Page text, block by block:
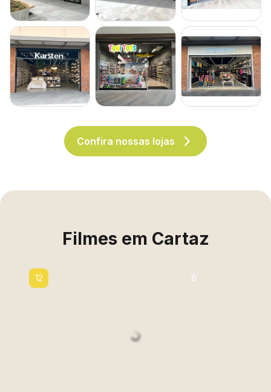
Confira nossas lojas
Filmes em Cartaz
12 6